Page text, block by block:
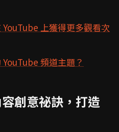
上獲得更多觀看次
頻道主題？
創意祕訣，打造